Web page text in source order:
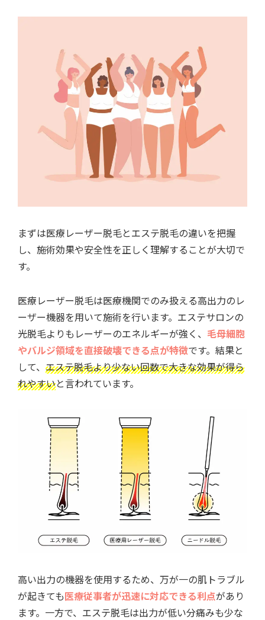
まずは医療レーザー脱毛とエステ脱毛の違いを把握
し、施術効果や安全性を正しく理解することが大切で
す。
医療レーザー脱毛は医療機関でのみ扱える高出力のレ
ーザー機器を用いて施術を行います。エステサロンの
光脱毛よりもレーザーのエネルギーが強く、 毛母細胞
やバルジ領域を直接破壊できる点が特徴です。結果と
して、 エステ脱毛より少ない回数で大きな効果が得ら
れやすいと言われています。
高い出力の機器を使用するため、万が一の肌トラブル
が起きても医療従事者が迅速に対応できる利点があり
ます。一方で、エステ脱毛は出力が低い分痛みも少な